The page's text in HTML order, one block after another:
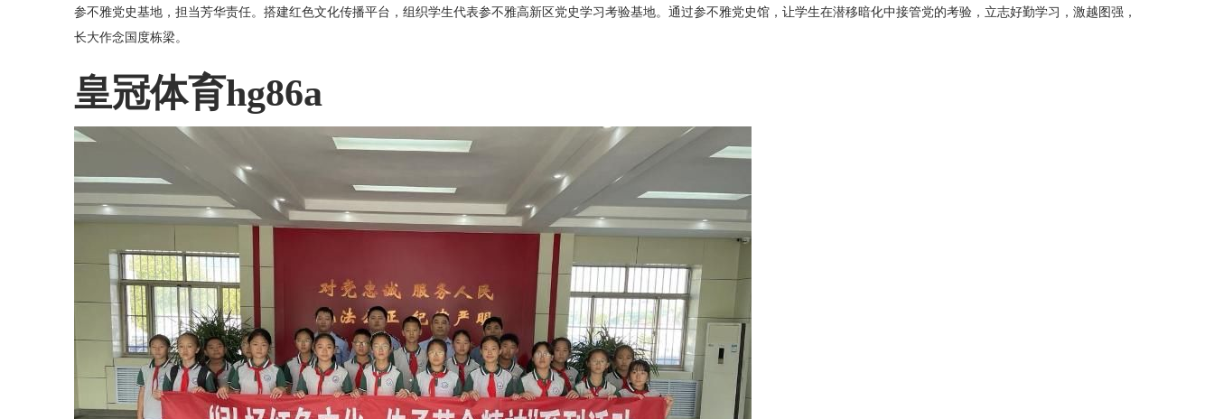
参不雅党史基地，担当芳华责任。搭建红色文化传播平台，组织学生代表参不雅高新区党史学习考验基地。通过参不雅党史馆，让学生在潜移暗化中接管党的考验，立志好勤学习，激越图强，
长大作念国度栋梁。
皇冠体育hg86a